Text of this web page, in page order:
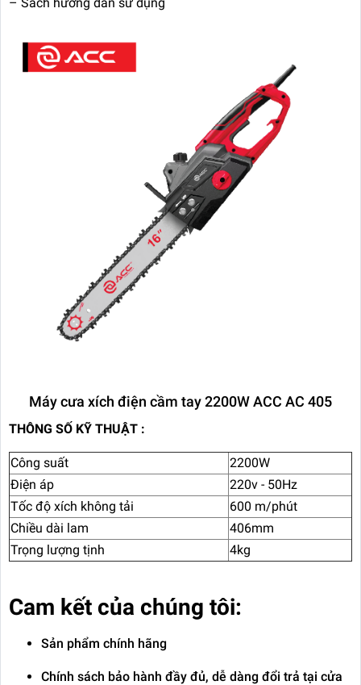
Máy cưa xích điện cầm tay 2200W ACC AC 405
THÔNG SỐ KỸ THUẬT :
Công suất
2200W
Điện áp
220v - 50Hz
Tốc độ xích không tải
600 m/phút
Chiều dài lam
406mm
Trọng lượng tịnh
4kg
Cam kết của chúng tôi:
Sản phẩm chính hãng
Chính sách bảo hành đầy đủ, dễ dàng đổi trả tại cửa